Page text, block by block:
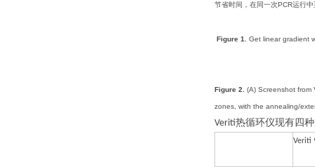
节省时间，在同一次PCR运行
Figure 1. Get linear gradient
Figure 2. (A) Screenshot from
zones, with the annealing/
Veriti热循环仪现有四
Veriti